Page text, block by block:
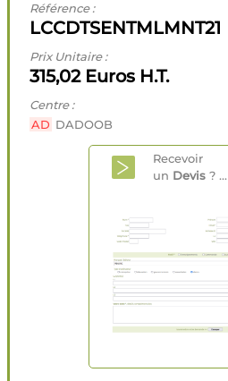
Référence :
LCCDTSENTMLMNT21
Prix Unitaire :
315,02 Euros H.T.
Centre :
AD DADOOB
Recevoir
un Devis ? ...